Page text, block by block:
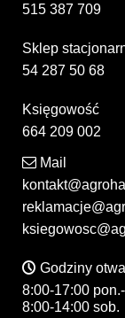
515 387 709
Sklep
54 287 50 68
Księgowość
664 209 002
Mail
Godziny
8:00-17:00
8:00-14:00 sob.